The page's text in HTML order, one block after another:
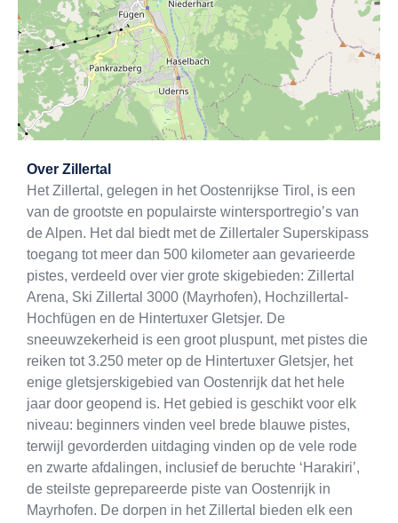
Over Zillertal
Het Zillertal, gelegen in het Oostenrijkse Tirol, is een
van de grootste en populairste wintersportregio’s van
de Alpen. Het dal biedt met de Zillertaler Superskipass
toegang tot meer dan 500 kilometer aan gevarieerde
pistes, verdeeld over vier grote skigebieden: Zillertal
Arena, Ski Zillertal 3000 (Mayrhofen), Hochzillertal-
Hochfügen en de Hintertuxer Gletsjer. De
sneeuwzekerheid is een groot pluspunt, met pistes die
reiken tot 3.250 meter op de Hintertuxer Gletsjer, het
enige gletsjerskigebied van Oostenrijk dat het hele
jaar door geopend is. Het gebied is geschikt voor elk
niveau: beginners vinden veel brede blauwe pistes,
terwijl gevorderden uitdaging vinden op de vele rode
en zwarte afdalingen, inclusief de beruchte ‘Harakiri’,
de steilste geprepareerde piste van Oostenrijk in
Mayrhofen. De dorpen in het Zillertal bieden elk een